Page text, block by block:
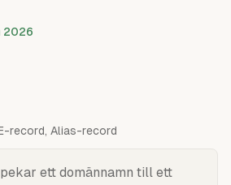
2026
record, Alias-record
ett domännamn till ett